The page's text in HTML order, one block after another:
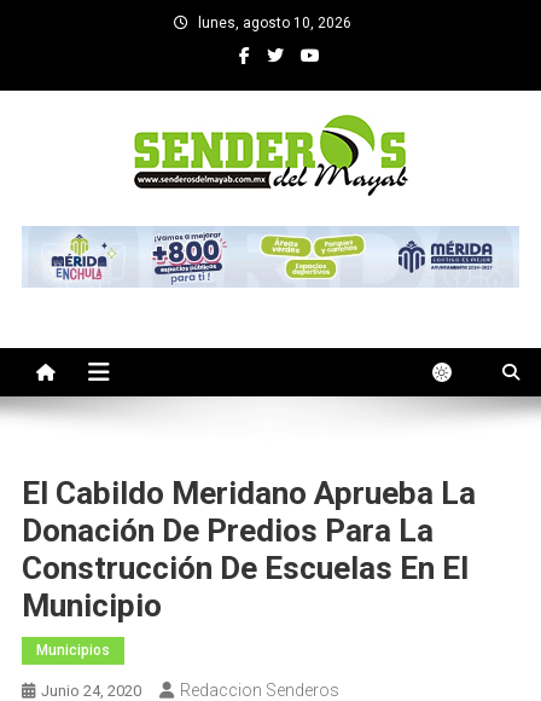
lunes, agosto 10, 2026
SENDEROS DEL MAYAB
El Cabildo Meridano Aprueba La
Donación De Predios Para La
Construcción De Escuelas En El
Municipio
Municipios
Junio 24, 2020 Redaccion Senderos